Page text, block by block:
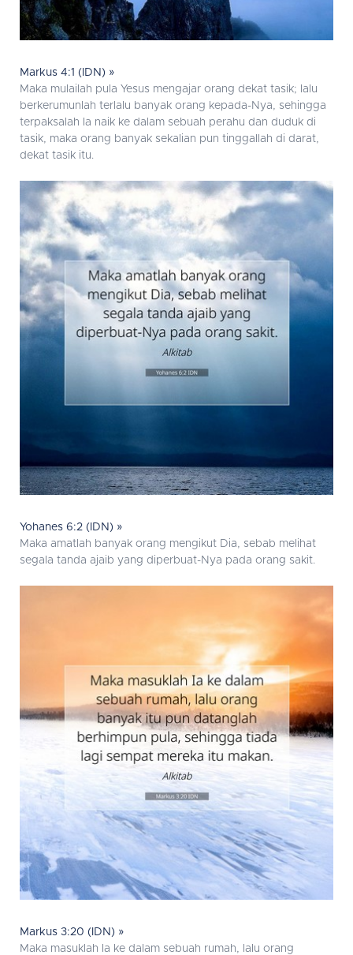
Markus 4:1 (IDN) »
Maka mulailah pula Yesus mengajar orang dekat tasik; lalu
berkerumunlah terlalu banyak orang kepada-Nya, sehingga
terpaksalah Ia naik ke dalam sebuah perahu dan duduk di
tasik, maka orang banyak sekalian pun tinggallah di darat,
dekat tasik itu.
Yohanes 6:2 (IDN) »
Maka amatlah banyak orang mengikut Dia, sebab melihat
segala tanda ajaib yang diperbuat-Nya pada orang sakit.
Markus 3:20 (IDN) »
Maka masuklah Ia ke dalam sebuah rumah, lalu orang